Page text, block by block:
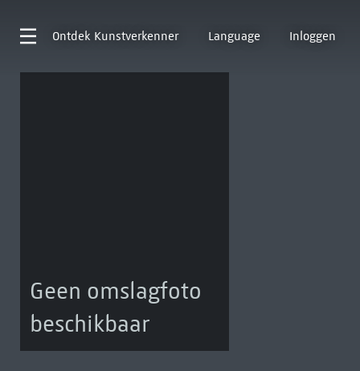
Ontdek Kunstverkenner Language Inloggen
Geen omslagfoto
beschikbaar